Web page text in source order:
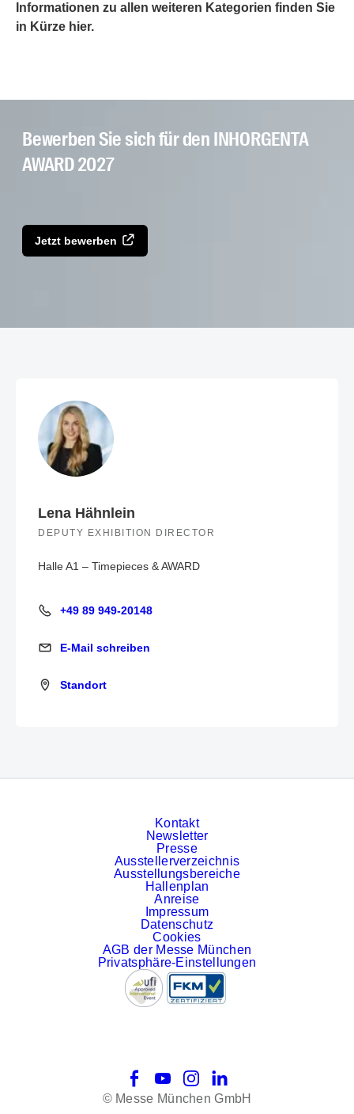
Informationen zu allen weiteren Kategorien finden Sie
in Kürze hier.
Bewerben Sie sich für den INHORGENTA
AWARD 2027
Jetzt bewerben
Lena Hähnlein
DEPUTY EXHIBITION DIRECTOR
Halle A1 – Timepieces & AWARD
+49 89 949-20148
+49 89 949-20148
E-Mail schreiben
E-Mail schreiben
Standort
Standort
Kontakt
Newsletter
Presse
Ausstellerverzeichnis
Ausstellungsbereiche
Hallenplan
Anreise
Impressum
Datenschutz
Cookies
AGB der Messe München
Privatsphäre-Einstellungen
FacebookYouTubeInstagramLinkedIn
© Messe München GmbH